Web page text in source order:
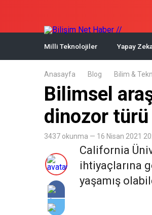
Milli Teknolojiler Yapay
Anasayfa Blog Bilim &
Bilimsel
dinozor türü
3437 okunma — 16 Nisan 2021
California
ihtiyaçlarına
yaşamış